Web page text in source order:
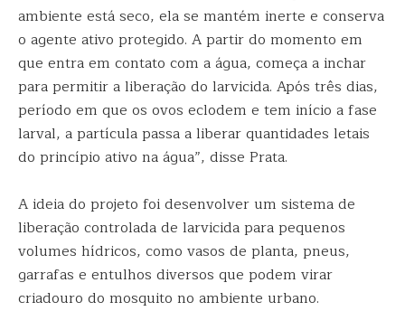
ambiente está seco, ela se mantém inerte e conserva
o agente ativo protegido. A partir do momento em
que entra em contato com a água, começa a inchar
para permitir a liberação do larvicida. Após três dias,
período em que os ovos eclodem e tem início a fase
larval, a partícula passa a liberar quantidades letais
do princípio ativo na água”, disse Prata.
A ideia do projeto foi desenvolver um sistema de
liberação controlada de larvicida para pequenos
volumes hídricos, como vasos de planta, pneus,
garrafas e entulhos diversos que podem virar
criadouro do mosquito no ambiente urbano.